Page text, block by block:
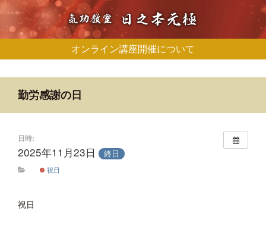
オンライン講座開催について
勤労感謝の日
日時:
2025年11月23日 終日
祝日
祝日